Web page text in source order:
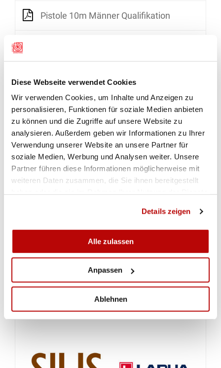
Diese Webseite verwendet Cookies
Wir verwenden Cookies, um Inhalte und Anzeigen zu
personalisieren, Funktionen für soziale Medien anbieten
zu können und die Zugriffe auf unsere Website zu
analysieren. Außerdem geben wir Informationen zu Ihrer
Verwendung unserer Website an unsere Partner für
soziale Medien, Werbung und Analysen weiter. Unsere
Partner führen diese Informationen möglicherweise mit
weiteren Daten zusammen, die Sie ihnen bereitgestellt
Details zeigen
Alle zulassen
Anpassen
Ablehnen
Pistole 10m Männer Qualifikation
ZUR GALERIE